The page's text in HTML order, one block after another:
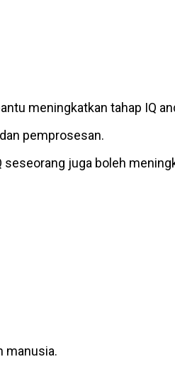
meningkatkan tahap IQ
pemprosesan.
juga boleh
manusia.